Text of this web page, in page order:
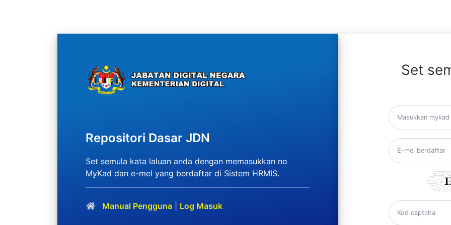
Repositori Dasar JDN
Set semula kata laluan anda dengan memasukkan no
MyKad dan e-mel yang berdaftar di Sistem HRMIS.
Manual Pengguna| Log Masuk
Set